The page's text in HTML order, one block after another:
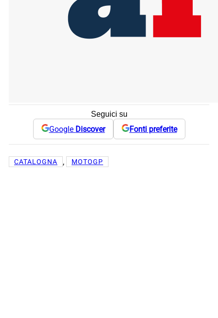
Seguici su
Google Discover Fonti preferite
CATALOGNA , MOTOGP